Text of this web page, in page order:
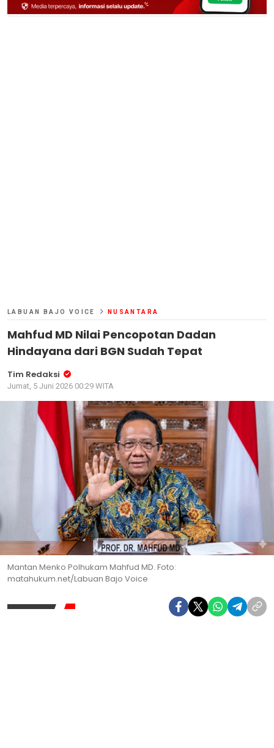
LABUAN BAJO VOICE NUSANTARA
Mahfud MD Nilai Pencopotan Dadan
Hindayana dari BGN Sudah Tepat
Tim Redaksi
Jumat, 5 Juni 2026 00:29 WITA
Mantan Menko Polhukam Mahfud MD. Foto:
matahukum.net/Labuan Bajo Voice